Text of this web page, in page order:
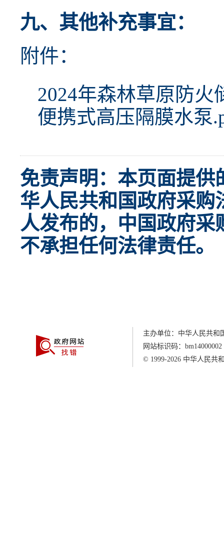
九、其他补充事宜：
附件：
2024年森林草原防火
便携式高压隔膜水泵
免责声明：本页面提供
华人民共和国政府采购
人发布的，中国政府
不承担任何法律责任。
主办单位：中华人民共和
网站标识码： bm14000002
© 1999-2026 中华人民共